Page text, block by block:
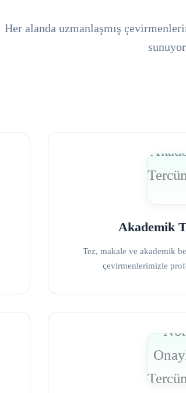
Her alanda uzmanlaşmış
Akademik
Tez, makale ve akademik
çevirmenlerimizle